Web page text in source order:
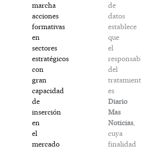
marcha
acciones
formativas
en
sectores
estratégicos
con
gran
capacidad
de
inserción
en
el
mercado
de
datos
establece
que
el
del
es
Diario
Mas
Noticias
cuya
finalidad